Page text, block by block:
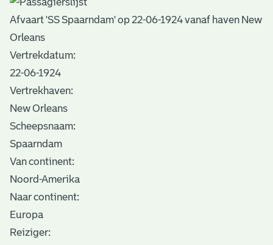
Afvaart 'SS Spaarndam' op 22-06-1924 vanaf haven New
Orleans
Vertrekdatum:
22-06-1924
Vertrekhaven:
New Orleans
Scheepsnaam:
Spaarndam
Van continent:
Noord-Amerika
Naar continent:
Europa
Reiziger: